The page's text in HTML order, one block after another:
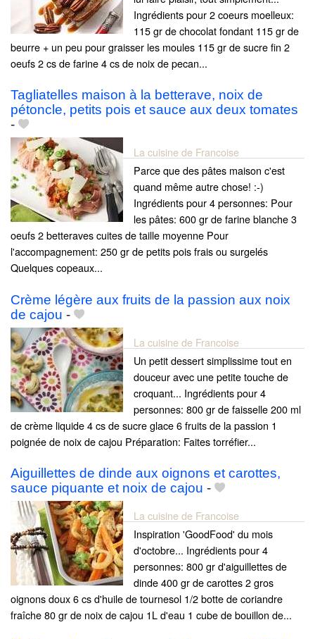
Ingrédients pour 2 coeurs moelleux:
115 gr de chocolat fondant 115 gr de
beurre + un peu pour graisser les moules 115 gr de sucre fin 2
oeufs 2 cs de farine 4 cs de noix de pecan...
Tagliatelles maison à la betterave, noix de
pétoncle, petits pois et sauce aux deux tomates
-
La cuisine de Francoise
Parce que des pâtes maison c'est
quand même autre chose! :-)
Ingrédients pour 4 personnes: Pour
les pâtes: 600 gr de farine blanche 3
oeufs 2 betteraves cuites de taille moyenne Pour
l'accompagnement: 250 gr de petits pois frais ou surgelés
Quelques copeaux...
Crème légère aux fruits de la passion aux noix
de cajou -
La cuisine de Francoise
Un petit dessert simplissime tout en
douceur avec une petite touche de
croquant... Ingrédients pour 4
personnes: 800 gr de faisselle 200 ml
de crème liquide 4 cs de sucre glace 6 fruits de la passion 1
poignée de noix de cajou Préparation: Faites torréfier...
Aiguillettes de dinde aux oignons et carottes,
sauce piquante et noix de cajou -
La cuisine de Francoise
Inspiration 'GoodFood' du mois
d'octobre... Ingrédients pour 4
personnes: 800 gr d'aiguillettes de
dinde 400 gr de carottes 2 gros
oignons doux 6 cs d'huile de tournesol 1/2 botte de coriandre
fraîche 80 gr de noix de cajou 1L d'eau 1 cube de bouillon de...